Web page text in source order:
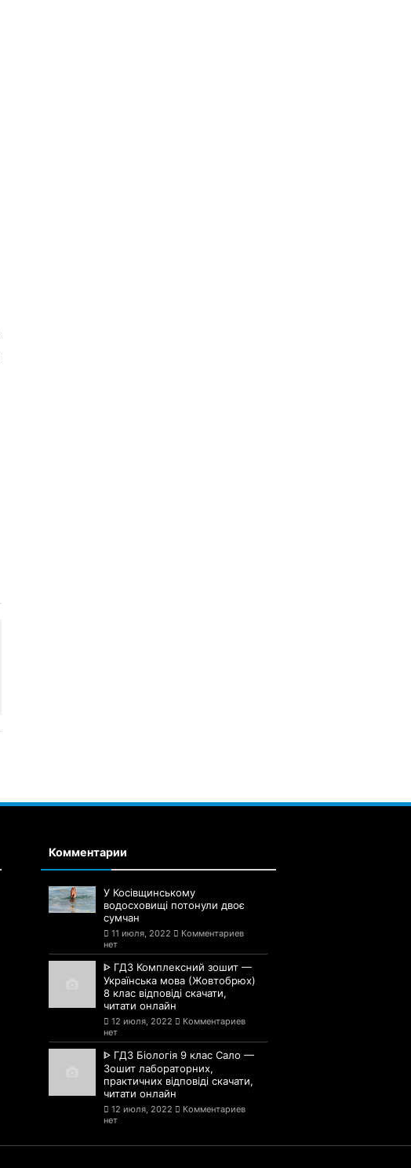
Комментарии
У Косівщинському
водосховищі потонули двоє
сумчан
11 июля, 2022
Комментариев
нет
ᐈ ГДЗ Комплексний зошит —
Українська мова (Жовтобрюх)
8 клас відповіді скачати,
читати онлайн
12 июля, 2022
Комментариев
нет
ᐈ ГДЗ Біологія 9 клас Сало —
Зошит лабораторних,
практичних відповіді скачати,
читати онлайн
12 июля, 2022
Комментариев
нет